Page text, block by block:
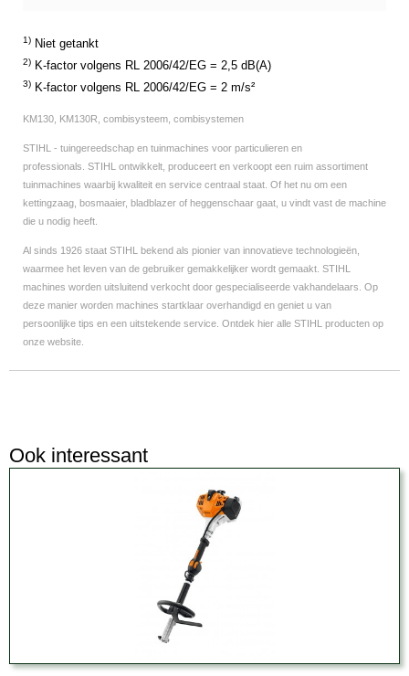
1) Niet getankt
2) K-factor volgens RL 2006/42/EG = 2,5 dB(A)
3) K-factor volgens RL 2006/42/EG = 2 m/s²
KM130, KM130R, combisysteem, combisystemen
STIHL - tuingereedschap en tuinmachines voor particulieren en
professionals. STIHL ontwikkelt, produceert en verkoopt een ruim assortiment
tuinmachines waarbij kwaliteit en service centraal staat. Of het nu om een
kettingzaag, bosmaaier, bladblazer of heggenschaar gaat, u vindt vast de machine
die u nodig heeft.
Al sinds 1926 staat STIHL bekend als pionier van innovatieve technologieën,
waarmee het leven van de gebruiker gemakkelijker wordt gemaakt. STIHL
machines worden uitsluitend verkocht door gespecialiseerde vakhandelaars. Op
deze manier worden machines startklaar overhandigd en geniet u van
persoonlijke tips en een uitstekende service. Ontdek hier alle STIHL producten op
onze website.
Ook interessant